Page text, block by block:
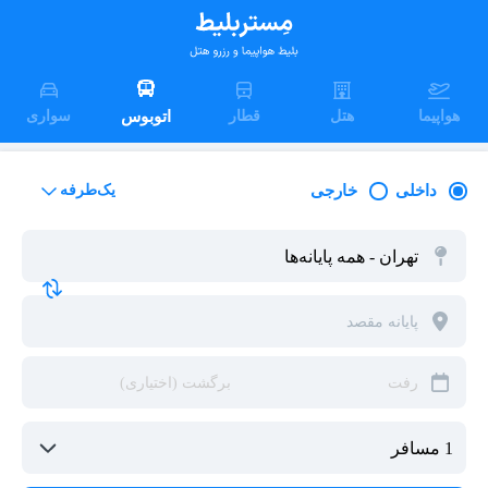
هواپیما هتل قطار اتوبوس سواری
داخلی خارجی یک‌طرفه